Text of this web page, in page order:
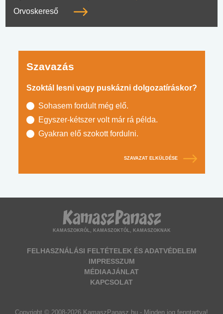
Orvoskereső
Szavazás
Szoktál lesni vagy puskázni dolgozatíráskor?
Sohasem fordult még elő.
Egyszer-kétszer volt már rá példa.
Gyakran elő szokott fordulni.
SZAVAZAT ELKÜLDÉSE
KAMASZOKRÓL, KAMASZOKTÓL, KAMASZOKNAK
FELHASZNÁLÁSI FELTÉTELEK ÉS ADATVÉDELEM
IMPRESSZUM
MÉDIAAJÁNLAT
KAPCSOLAT
Copyright © 2008-2026 KamaszPanasz.hu - Minden jog fenntartva!